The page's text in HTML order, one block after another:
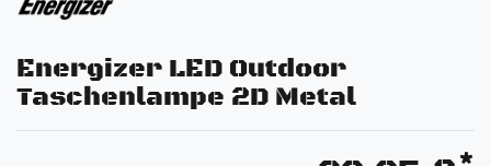
Energizer LED Outdoor
Taschenlampe 2D Metal